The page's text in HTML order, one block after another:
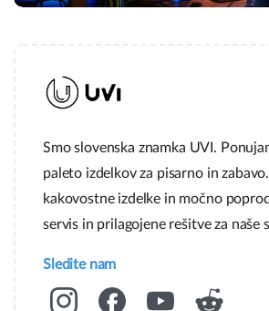
Smo slovenska znamka UVI.
paleto izdelkov za pisarno in
kakovostne izdelke in močno
servis in prilagojene rešitve za naše
Sledite nam